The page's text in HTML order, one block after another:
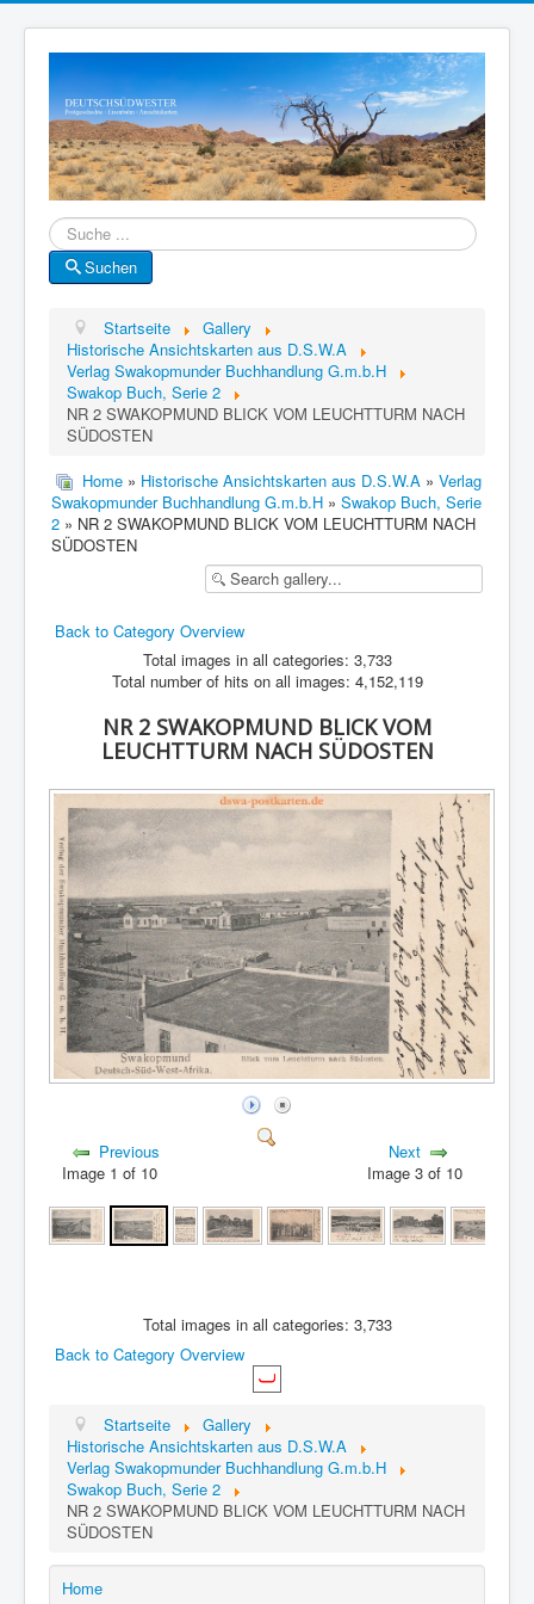
Suche
Suchen
Startseite
Gallery
Historische Ansichtskarten aus D.S.W.A
Verlag Swakopmunder Buchhandlung G.m.b.H
Swakop Buch, Serie 2
NR 2 SWAKOPMUND BLICK VOM LEUCHTTURM NACH
SÜDOSTEN
Home » Historische Ansichtskarten aus D.S.W.A » Verlag
Swakopmunder Buchhandlung G.m.b.H » Swakop Buch, Serie
2 » NR 2 SWAKOPMUND BLICK VOM LEUCHTTURM NACH
SÜDOSTEN
Back to Category Overview
Total images in all categories: 3,733
Total number of hits on all images: 4,152,119
NR 2 SWAKOPMUND BLICK VOM
LEUCHTTURM NACH SÜDOSTEN
Previous
Image 1 of 10
Next
Image 3 of 10
Total images in all categories: 3,733
Back to Category Overview
Startseite
Gallery
Historische Ansichtskarten aus D.S.W.A
Verlag Swakopmunder Buchhandlung G.m.b.H
Swakop Buch, Serie 2
NR 2 SWAKOPMUND BLICK VOM LEUCHTTURM NACH
SÜDOSTEN
Home